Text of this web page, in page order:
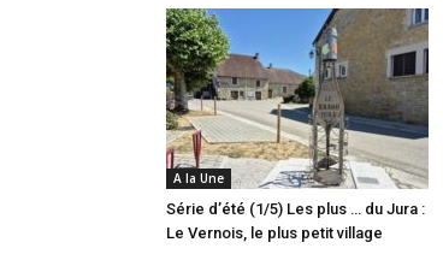
A la Une
Série d’été (1/5) Les plus … du Jura :
Le Vernois, le plus petit village